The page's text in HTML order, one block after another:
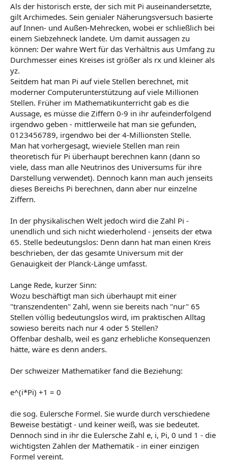
Als der historisch erste, der sich mit Pi auseinandersetzte,
gilt Archimedes. Sein genialer Näherungsversuch basierte
auf Innen- und Außen-Mehrecken, wobei er schließlich bei
einem Siebzehneck landete. Um damit aussagen zu
können: Der wahre Wert für das Verhältnis aus Umfang zu
Durchmesser eines Kreises ist größer als rx und kleiner als
yz.
Seitdem hat man Pi auf viele Stellen berechnet, mit
moderner Computerunterstützung auf viele Millionen
Stellen. Früher im Mathematikunterricht gab es die
Aussage, es müsse die Ziffern 0-9 in ihr aufeinderfolgend
irgendwo geben - mittlerweile hat man sie gefunden,
0123456789, irgendwo bei der 4-Millionsten Stelle.
Man hat vorhergesagt, wieviele Stellen man rein
theoretisch für Pi überhaupt berechnen kann (dann so
viele, dass man alle Neutrinos des Universums für ihre
Darstellung verwendet). Dennoch kann man auch jenseits
dieses Bereichs Pi berechnen, dann aber nur einzelne
Ziffern.
In der physikalischen Welt jedoch wird die Zahl Pi -
unendlich und sich nicht wiederholend - jenseits der etwa
65. Stelle bedeutungslos: Denn dann hat man einen Kreis
beschrieben, der das gesamte Universum mit der
Genauigkeit der Planck-Länge umfasst.
Lange Rede, kurzer Sinn:
Wozu beschäftigt man sich überhaupt mit einer
"transzendenten" Zahl, wenn sie bereits nach "nur" 65
Stellen völlig bedeutungslos wird, im praktischen Alltag
sowieso bereits nach nur 4 oder 5 Stellen?
Offenbar deshalb, weil es ganz erhebliche Konsequenzen
hätte, wäre es denn anders.
Der schweizer Mathematiker fand die Beziehung:
e^(i*Pi) +1 = 0
die sog. Eulersche Formel. Sie wurde durch verschiedene
Beweise bestätigt - und keiner weiß, was sie bedeutet.
Dennoch sind in ihr die Eulersche Zahl e, i, Pi, 0 und 1 - die
wichtigsten Zahlen der Mathematik - in einer einzigen
Formel vereint.